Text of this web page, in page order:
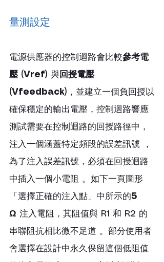
量測設定
電源供應器的控制迴路會比較參考電
壓 (Vref) 與回授電壓
(Vfeedback) ，並建立一個負回授以
確保穩定的輸出電壓，控制迴路響應
測試需要在控制迴路的回授路徑中，
注入一個涵蓋特定頻段的誤差訊號 ，
為了注入誤差訊號，必須在回授迴路
中插入一個小電阻 。如下一頁圖形
「選擇正確的注入點」中所示的5
Ω 注入電阻，其阻值與 R1 和 R2 的
串聯阻抗相比微不足道 。部分使用者
會選擇在設計中永久保留這個低阻值